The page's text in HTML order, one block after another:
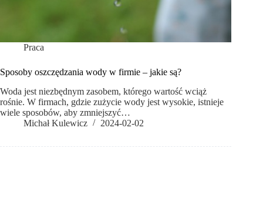
Praca
Sposoby oszczędzania wody w firmie – jakie są?
Woda jest niezbędnym zasobem, którego wartość wciąż
rośnie. W firmach, gdzie zużycie wody jest wysokie, istnieje
wiele sposobów, aby zmniejszyć…
Michał Kulewicz
2024-02-02